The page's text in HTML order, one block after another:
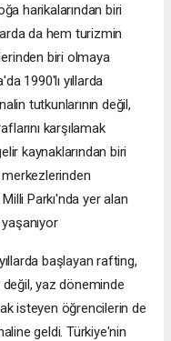
harikalarından biri
da hem turizmin
biri olmaya
1990'lı yıllarda
tutkunlarının değil,
karşılamak
kaynaklarından biri
Parkı'nda yer alan
başlayan rafting,
değil, yaz döneminde
isteyen öğrencilerin de
geldi. Türkiye'nin